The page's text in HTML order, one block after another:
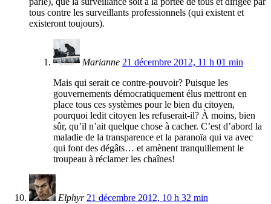
tous contre les surveillants professionnels (qui existent et
existeront toujours).
Marianne 21 décembre 2012, 11 h 01 min
Mais qui serait ce contre-pouvoir? Puisque les
gouvernements démocratiquement élus mettront en
place tous ces systèmes pour le bien du citoyen,
pourquoi ledit citoyen les refuserait-il? À moins, bien
sûr, qu’il n’ait quelque chose à cacher. C’est d’abord la
maladie de la transparence et la paranoïa qui va avec
qui font des dégâts… et amènent tranquillement le
troupeau à réclamer les chaînes!
Elphyr 21 décembre 2012, 10 h 32 min